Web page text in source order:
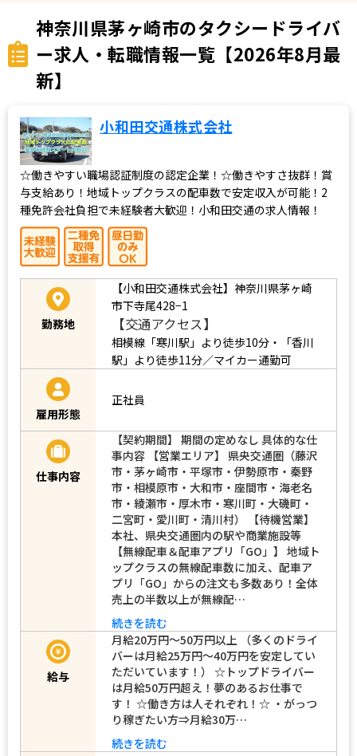
神奈川県茅ヶ崎市のタクシードライバ
ー求人・転職情報一覧【2026年8月最
新】
小和田交通株式会社
☆働きやすい職場認証制度の認定企業！☆働きやすさ抜群！賞
与支給あり！地域トップクラスの配車数で安定収入が可能！2
種免許会社負担で未経験者大歓迎！小和田交通の求人情報！
勤務地
【小和田交通株式会社】神奈川県茅ヶ崎
市下寺尾428−1
【交通アクセス】
相模線「寒川駅」より徒歩10分・「香川
駅」より徒歩11分／マイカー通勤可
雇用形態
正社員
仕事内容
【契約期間】 期間の定めなし 具体的な仕
事内容 【営業エリア】 県央交通圏（藤沢
市・茅ヶ崎市・平塚市・伊勢原市・秦野
市・相模原市・大和市・座間市・海老名
市・綾瀬市・厚木市・寒川町・大磯町・
二宮町・愛川町・清川村） 【待機営業】
本社、県央交通圏内の駅や商業施設等
【無線配車＆配車アプリ「GO」】 地域ト
ップクラスの無線配車数に加え、配車ア
プリ「GO」からの注文も多数あり！全体
売上の半数以上が無線配…
続きを読む
給与
月給20万円〜50万円以上 （多くのドライ
バーは月給25万円～40万円を安定してい
ただいています！） ☆トップドライバー
は月給50万円超え！夢のあるお仕事で
す！ ☆働き方は人それぞれ！☆ ・がっつ
り稼ぎたい方⇒月給30万…
続きを読む